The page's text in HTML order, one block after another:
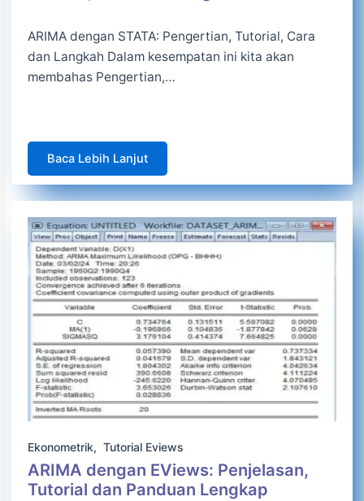
ARIMA dengan STATA: Pengertian, Tutorial, Cara
dan Langkah Dalam kesempatan ini kita akan
membahas Pengertian,…
Baca Lebih Lanjut
Ekonometrik, Tutorial Eviews
ARIMA dengan EViews: Penjelasan,
Tutorial dan Panduan Lengkap